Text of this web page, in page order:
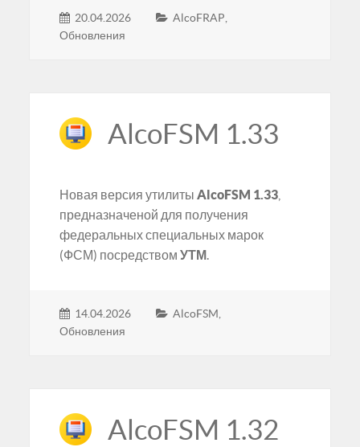
20.04.2026 AlcoFRAP
Обновления
AlcoFSM 1.33
Новая версия утилиты AlcoFSM 1.33
предназначеной для получения
федеральных специальных марок
(ФСМ) посредствомУТМ
14.04.2026 AlcoFSM,
Обновления
AlcoFSM 1.32